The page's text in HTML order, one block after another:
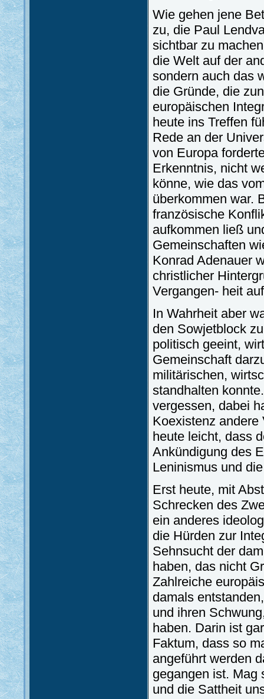
Wie gehen jene
zu, die Paul
sichtbar zu
die Welt auf der
sondern auch das
die Gründe, die
europäischen
heute ins Treffen
Rede an der
von Europa
Erkenntnis, nicht
könne, wie das
überkommen war.
französische
aufkommen ließ
Gemeinschaften
Konrad Adenauer
christlicher
Vergangen- heit
In Wahrheit aber
den Sowjetblock
politisch geeint,
Gemeinschaft
militärischen,
standhalten
vergessen, dabei
Koexistenz andere
heute leicht, dass
Ankündigung des
Leninismus und
Erst heute, mit
Schrecken des
ein anderes
die Hürden zur
Sehnsucht der
haben, das nicht
Zahlreiche
damals
und ihren
haben. Darin ist
Faktum, dass so
angeführt werden
gegangen ist. Mag
und die Sattheit